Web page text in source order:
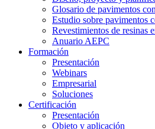
Glosario de pavimentos
Estudio sobre pavimentos
Revestimientos de resinas
Anuario AEPC
Formación
Presentación
Webinars
Empresarial
Soluciones
Certificación
Presentación
Objeto y aplicación